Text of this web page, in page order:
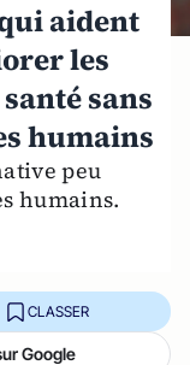
aident
les
sans
humains
peu
humains.
CLASSER
Google